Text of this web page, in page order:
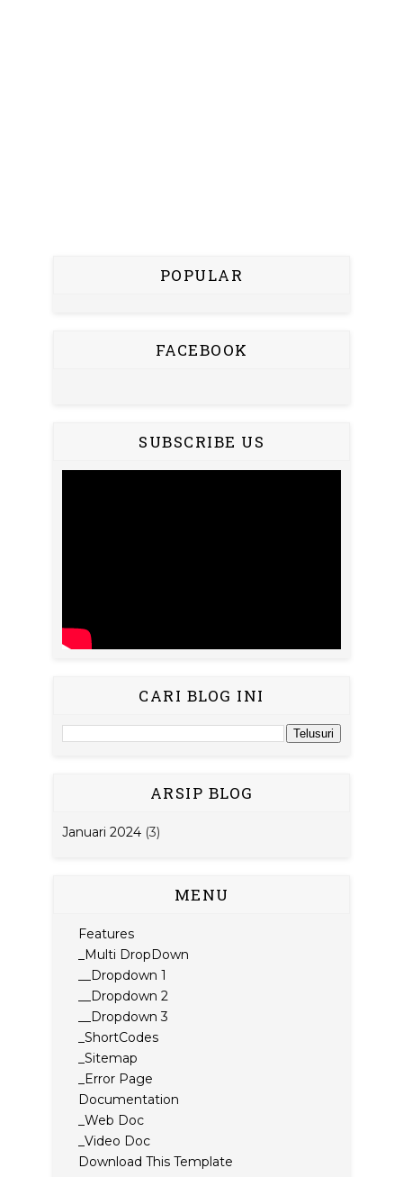
POPULAR
FACEBOOK
SUBSCRIBE US
CARI BLOG INI
ARSIP BLOG
Januari 2024 (3)
MENU
Features
_Multi DropDown
__Dropdown 1
__Dropdown 2
__Dropdown 3
_ShortCodes
_Sitemap
_Error Page
Documentation
_Web Doc
_Video Doc
Download This Template